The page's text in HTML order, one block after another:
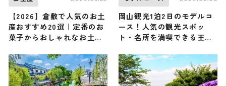
【2026】倉敷で人気のお土
産おすすめ20選｜定番のお
菓子からおしゃれなお土
紹介
岡山観光1泊2日のモデルコ
ース！人気の観光スポッ
ト・名所を満喫できる王道